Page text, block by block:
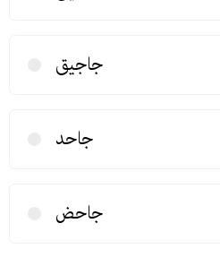
جاجیق
جاحد
جاحض